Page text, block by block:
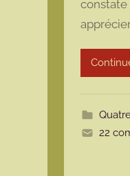
constate
22